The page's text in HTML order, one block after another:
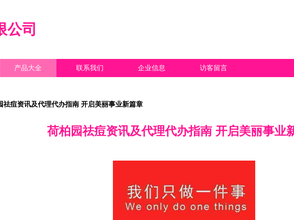
公司
产品大全 联系我们 企业信息 访客留言
祛痘资讯及代理代办指南 开启美丽事业新篇章
荷柏园祛痘资讯及代理代办指南 开启美丽事业